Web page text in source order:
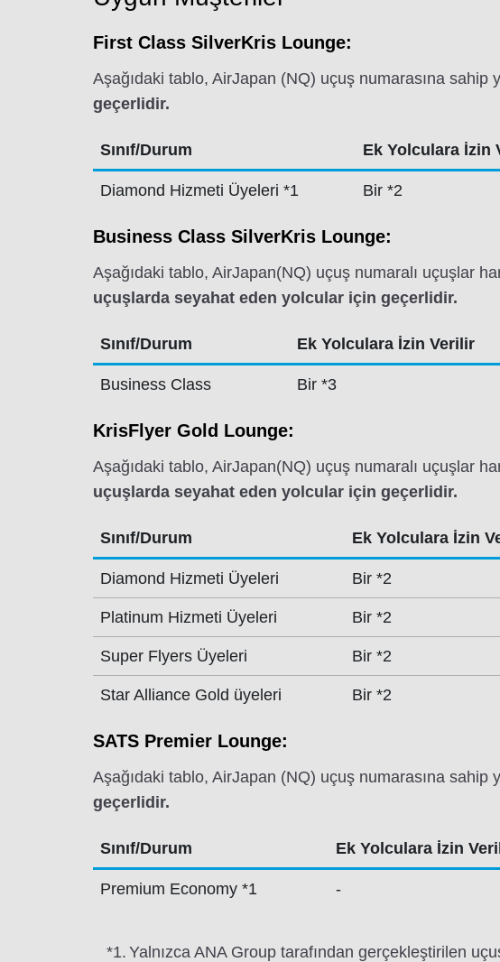
First Class SilverKris Lounge:
Aşağıdaki tablo, AirJapan (NQ) uçuş numarasına sahip
geçerlidir.
Sınıf/Durum Ek Yolculara İzin
Diamond Hizmeti Üyeleri *1 Bir *2
Business Class SilverKris Lounge:
Aşağıdaki tablo, AirJapan(NQ) uçuş numaralı uçuşlar
uçuşlarda seyahat eden yolcular için geçerlidir.
Sınıf/Durum Ek Yolculara İzin Verilir
Business Class Bir *3
KrisFlyer Gold Lounge:
Aşağıdaki tablo, AirJapan(NQ) uçuş numaralı uçuşlar
uçuşlarda seyahat eden yolcular için geçerlidir.
Sınıf/Durum Ek Yolculara İzin
Diamond Hizmeti Üyeleri Bir *2
Platinum Hizmeti Üyeleri Bir *2
Super Flyers Üyeleri Bir *2
Star Alliance Gold üyeleri Bir *2
SATS Premier Lounge:
Aşağıdaki tablo, AirJapan (NQ) uçuş numarasına sahip
geçerlidir.
Sınıf/Durum Ek Yolculara İzin
Premium Economy *1 -
*1. Yalnızca ANA Group tarafından gerçekleştirilen